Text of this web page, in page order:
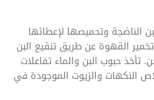
الناضجة وتحميصها لإعطائها
القهوة عن طريق تنقيع البن
تأخذ حبوب البن والماء تفاعلات
النكهات والزيوت الموجودة في